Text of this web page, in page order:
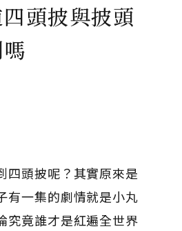
頭披與披頭
四頭披呢？其實原來是
有一集的劇情就是小丸
究竟誰才是紅遍全世界